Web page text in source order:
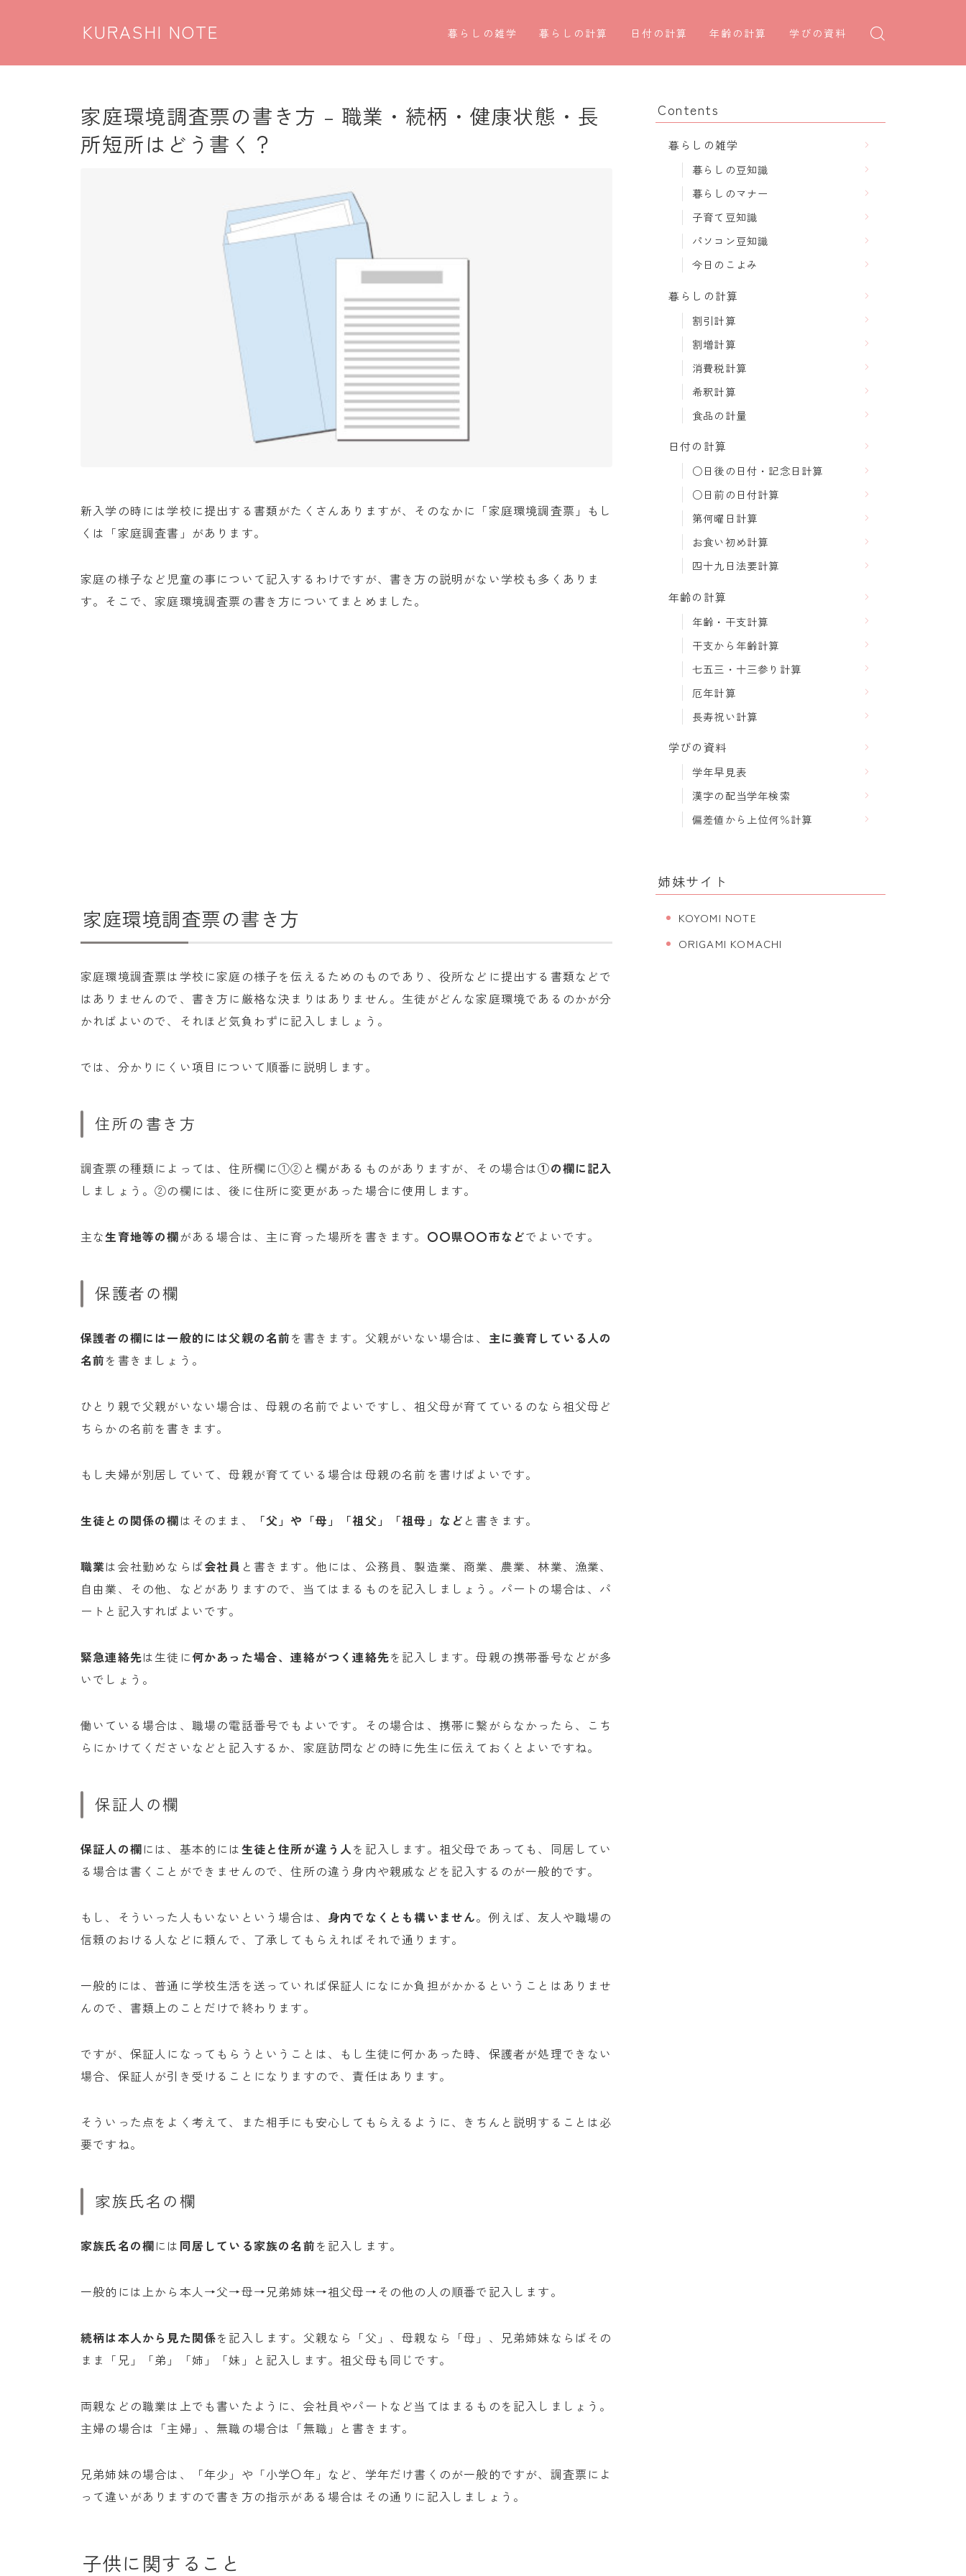
KURASHI NOTE 暮らしの雑学
暮らしの豆知識
子育て豆知識
暮らしの計算
割引計算
消費税計算
日付の計算
○日後の日付・記念日計算
四十九日法要計算
年齢の計算
年齢・干支計算
長寿祝い計算
学びの資料
学年早見表
家庭環境調査票の書き方 – 職業・続柄・健康状態・長
所短所はどう書く？
新入学の時には学校に提出する書類がたくさんありますが、そのなかに「家庭環境調査票」もし
くは「家庭調査書」があります。
家庭の様子など児童の事について記入するわけですが、書き方の説明がない学校も多くありま
す。そこで、家庭環境調査票の書き方についてまとめました。
家庭環境調査票の書き方
家庭環境調査票は学校に家庭の様子を伝えるためのものであり、役所などに提出する書類などで
はありませんので、書き方に厳格な決まりはありません。生徒がどんな家庭環境であるのかが分
かればよいので、それほど気負わずに記入しましょう。
では、分かりにくい項目について順番に説明します。
住所の書き方
調査票の種類によっては、住所欄に①②と欄があるものがありますが、その場合は①の欄に記入
しましょう。②の欄には、後に住所に変更があった場合に使用します。
主な生育地等の欄がある場合は、主に育った場所を書きます。 〇〇県〇〇市などでよいです。
保護者の欄
保護者の欄には一般的には父親の名前を書きます。父親がいない場合は、 主に養育している人の
名前を書きましょう。
ひとり親で父親がいない場合は、母親の名前でよいですし、祖父母が育てているのなら祖父母ど
ちらかの名前を書きます。
もし夫婦が別居していて、母親が育てている場合は母親の名前を書けばよいです。
生徒との関係の欄はそのまま、 「父」や「母」「祖父」「祖母」など と書きます。
職業は会社勤めならば会社員 と書きます。他には、公務員、製造業、商業、農業、林業、漁業、
自由業、その他、などがありますので、当てはまるものを記入しましょう。パートの場合は、パ
ートと記入すればよいです。
緊急連絡先は生徒に何かあった場合、連絡がつく連絡先を記入します。母親の携帯番号などが多
いでしょう。
働いている場合は、職場の電話番号でもよいです。その場合は、携帯に繋がらなかったら、こち
らにかけてくださいなどと記入するか、家庭訪問などの時に先生に伝えておくとよいですね。
保証人の欄
保証人の欄には、基本的には生徒と住所が違う人を記入します。祖父母であっても、同居してい
る場合は書くことができませんので、住所の違う身内や親戚などを記入するのが一般的です。
もし、そういった人もいないという場合は、 身内でなくとも構いません。例えば、友人や職場の
信頼のおける人などに頼んで、了承してもらえればそれで通ります。
一般的には、普通に学校生活を送っていれば保証人になにか負担がかかるということはありませ
んので、書類上のことだけで終わります。
ですが、保証人になってもらうということは、もし生徒に何かあった時、保護者が処理できない
場合、保証人が引き受けることになりますので、責任はあります。
そういった点をよく考えて、また相手にも安心してもらえるように、きちんと説明することは必
要ですね。
家族氏名の欄
家族氏名の欄には 同居している家族の名前を記入します。
一般的には上から本人→父→母→兄弟姉妹→祖父母→その他の人の順番で記入します。
続柄は本人から見た関係を記入します。父親なら「父」、母親なら「母」、兄弟姉妹ならばその
まま「兄」「弟」「姉」「妹」と記入します。祖父母も同じです。
両親などの職業は上でも書いたように、会社員やパートなど当てはまるものを記入しましょう。
主婦の場合は「主婦」、無職の場合は「無職」と書きます。
兄弟姉妹の場合は、「年少」や「小学〇年」など、学年だけ書くのが一般的ですが、調査票によ
って違いがありますので書き方の指示がある場合はその通りに記入しましょう。
子供に関すること
Contents
暮らしの雑学
暮らしの豆知識
暮らしのマナー
子育て豆知識
パソコン豆知識
今日のこよみ
暮らしの計算
割引計算
割増計算
消費税計算
希釈計算
食品の計量
日付の計算
○日後の日付・記念日計算
○日前の日付計算
第何曜日計算
お食い初め計算
四十九日法要計算
年齢の計算
年齢・干支計算
干支から年齢計算
七五三・十三参り計算
厄年計算
長寿祝い計算
学びの資料
学年早見表
漢字の配当学年検索
偏差値から上位何％計算
姉妹サイト
KOYOMI NOTE
ORIGAMI KOMACHI